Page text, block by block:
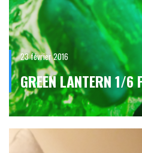
23 février 2016
GREEN LANTERN 1/6